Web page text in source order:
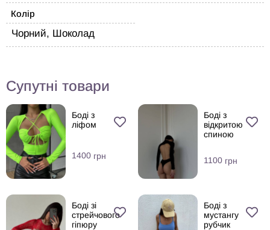
Колір
Чорний, Шоколад
Супутні товари
Боді з
ліфом
1400 грн
Боді з
відкритою
спиною
1100 грн
Боді зі
стрейчового
гіпюру
Боді з
мустангу
рубчик